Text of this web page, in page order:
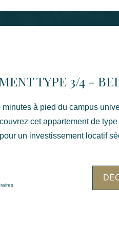
: NC Estimation des coûts
: entre 498 € et 674 €
à pied du campus
cet appartement de
un investissement locatif
recherché par les
d'optimisation, notamment
troisième chambre. L'appartement se
entrée, d'un séjour/salon